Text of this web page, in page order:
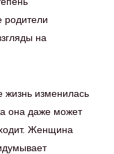
родители
на
жизнь изменилась
она даже может
Женщина